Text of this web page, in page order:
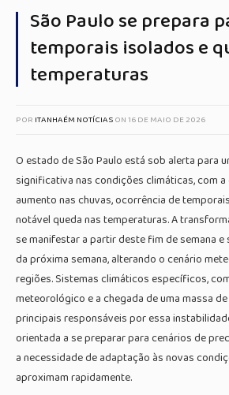
São Paulo se prepara
temporais isolados e
temperaturas
POR ITANHAÉM NOTÍCIASON16 DE MAIO DE 2026
O estado de São Paulo está sob alerta para
significativa nas condições climáticas, com
aumento nas chuvas, ocorrência de
notável queda nas temperaturas. A
se manifestar a partir deste fim de semana e
da próxima semana, alterando o cenário
regiões. Sistemas climáticos específicos,
meteorológico e a chegada de uma massa
principais responsáveis por essa
orientada a se preparar para cenários de
a necessidade de adaptação às novas
aproximam rapidamente.